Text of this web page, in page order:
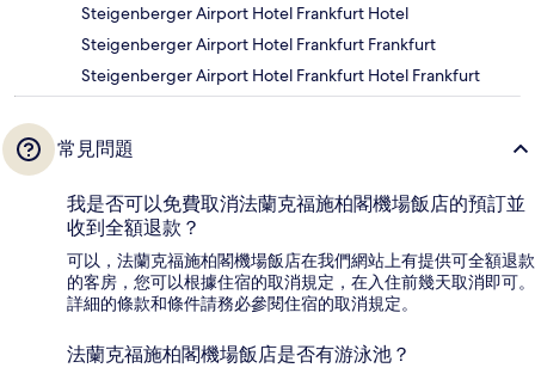
Steigenberger Airport Hotel Frankfurt Hotel
Steigenberger Airport Hotel Frankfurt Frankfurt
Steigenberger Airport Hotel Frankfurt Hotel Frankfurt
常見問題
我是否可以免費取消法蘭克福施柏閣機場飯店的預訂並
收到全額退款？
可以，法蘭克福施柏閣機場飯店在我們網站上有提供可全額退款
的客房，您可以根據住宿的取消規定，在入住前幾天取消即可。
詳細的條款和條件請務必參閱住宿的取消規定。
法蘭克福施柏閣機場飯店是否有游泳池？